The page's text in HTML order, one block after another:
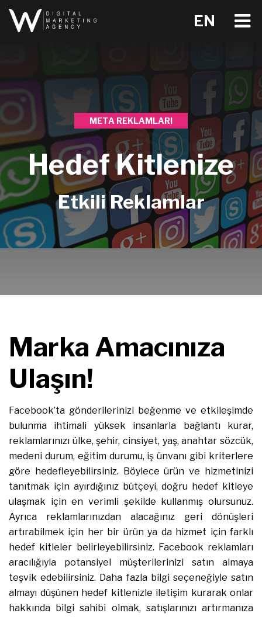
EN
META REKLAMLARI
Hedef Kitlenize
Etkili Reklamlar
Marka Amacınıza
Ulaşın!
Facebook’ta gönderilerinizi beğenme ve etkileşimde
bulunma ihtimali yüksek insanlarla bağlantı kurar,
reklamlarınızı ülke, şehir, cinsiyet, yaş, anahtar sözcük,
medeni durum, eğitim durumu, iş ünvanı gibi kriterlere
göre hedefleyebilirsiniz. Böylece ürün ve hizmetinizi
tanıtmak için ayırdığınız bütçeyi, doğru hedef kitleye
ulaşmak için en verimli şekilde kullanmış olursunuz.
Ayrıca reklamlarınızdan alacağınız geri dönüşleri
artırabilmek için her bir ürün ya da hizmet için farklı
hedef kitleler belirleyebilirsiniz. Facebook reklamları
aracılığıyla potansiyel müşterilerinizi satın almaya
teşvik edebilirsiniz. Daha fazla bilgi seçeneğiyle satın
almayı düşünen hedef kitlenizle iletişim kurarak onlar
hakkında bilgi sahibi olmak, satışlarınızı artırmanıza